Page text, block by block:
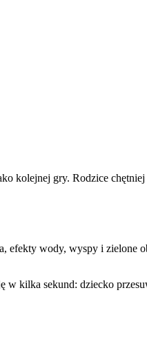
kolejnej gry. Rodzice
efekty wody, wyspy i zielone
kilka sekund: dziecko